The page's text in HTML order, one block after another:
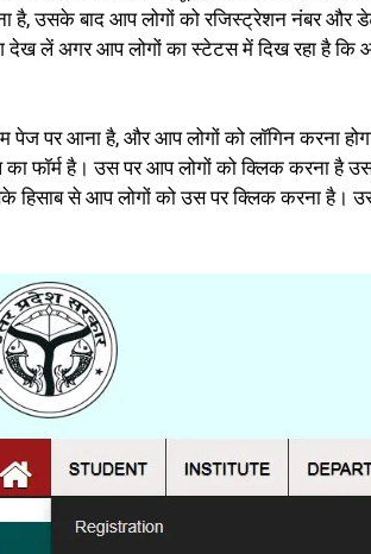
उसके बाद आप लोगों को रजिस्ट्रेशन नंबर और
लें अगर आप लोगों का स्टेटस में दिख रहा है
पेज पर आना है, और आप लोगों को लॉगिन
फॉर्म है। उस पर आप लोगों को क्लिक करना है
से आप लोगों को उस पर क्लिक करना है।